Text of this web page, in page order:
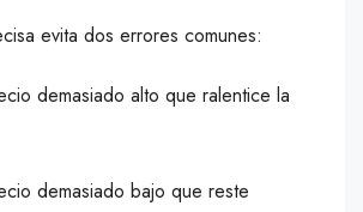
evita dos errores comunes:
demasiado alto que ralentice la
demasiado bajo que reste